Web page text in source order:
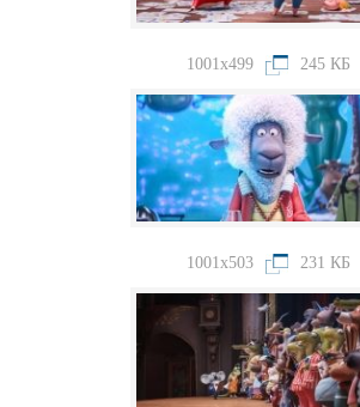
1001x499 245 КБ
1001x503 231 КБ